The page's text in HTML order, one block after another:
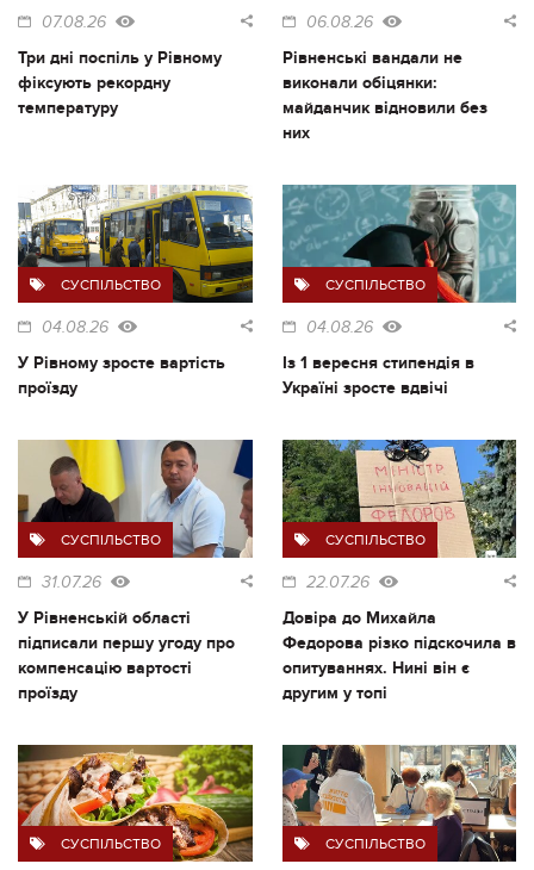
07.08.26
Три дні поспіль у Рівному
фіксують рекордну
температуру
06.08.26
Рівненські вандали не
виконали обіцянки:
майданчик відновили без
них
СУСПІЛЬСТВО
04.08.26
У Рівному зросте вартість
проїзду
СУСПІЛЬСТВО
04.08.26
Із 1 вересня стипендія в
Україні зросте вдвічі
СУСПІЛЬСТВО
31.07.26
У Рівненській області
підписали першу угоду про
компенсацію вартості
проїзду
СУСПІЛЬСТВО
22.07.26
Довіра до Михайла
Федорова різко підскочила в
опитуваннях. Нині він є
другим у топі
СУСПІЛЬСТВО СУСПІЛЬСТВО